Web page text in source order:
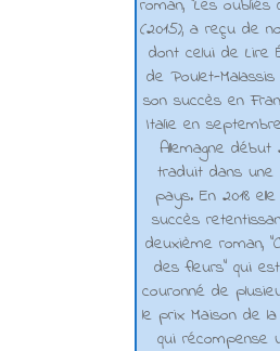
roman, "Les oubliés
(2015), a reçu de
dont celui de Lire
de Poulet-
son succès en
Italie en
Allemagne début
traduit dans une
pays. En 2018
succès
deuxième roman,
des fleurs" qui
couronné de
le prix Maison de la
qui récompense